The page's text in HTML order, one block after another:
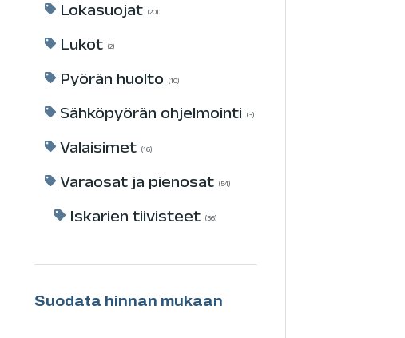
Lokasuojat 20
Lukot 2
Pyörän huolto 10
Sähköpyörän ohjelmointi 3
Valaisimet 16
Varaosat ja pienosat 54
Iskarien tiivisteet 36
Suodata hinnan mukaan